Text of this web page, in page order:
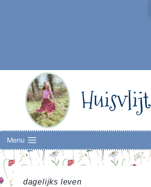
Huisvlijt
Menu
dagelijks leven